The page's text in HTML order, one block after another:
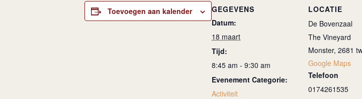
Toevoegen aan kalender
GEGEVENS
Datum:
18 maart
Tijd:
8:45 am - 9:30 am
Evenement Categorie:
Activiteit
LOCATIE
De Bovenzaal
The Vineyard
Monster, 2681
Google Maps
Telefoon
0174261535